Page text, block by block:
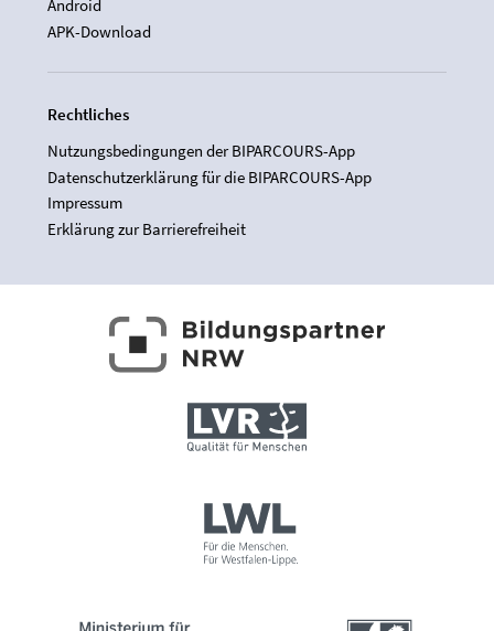
Android
APK-Download
Rechtliches
Nutzungsbedingungen der BIPARCOURS-App
Datenschutzerklärung für die BIPARCOURS-App
Impressum
Erklärung zur Barrierefreiheit